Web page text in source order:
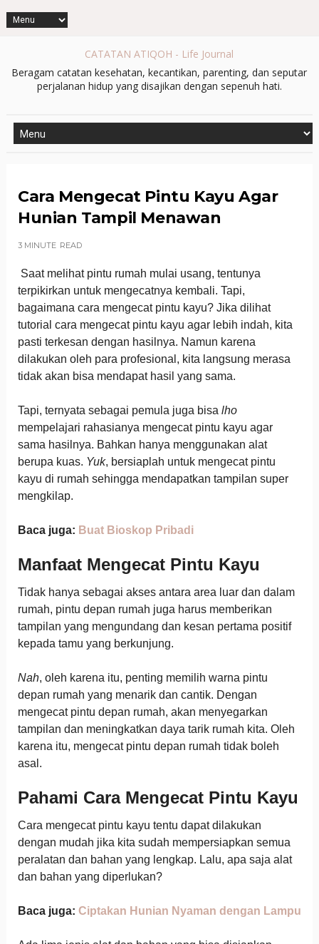
CATATAN ATIQOH - Life Journal
Beragam catatan kesehatan, kecantikan, parenting, dan seputar
perjalanan hidup yang disajikan dengan sepenuh hati.
Cara Mengecat Pintu Kayu Agar
Hunian Tampil Menawan
3 MINUTE READ
Saat melihat pintu rumah mulai usang, tentunya
terpikirkan untuk mengecatnya kembali. Tapi,
bagaimana cara mengecat pintu kayu? Jika dilihat
tutorial cara mengecat pintu kayu agar lebih indah, kita
pasti terkesan dengan hasilnya. Namun karena
dilakukan oleh para profesional, kita langsung merasa
tidak akan bisa mendapat hasil yang sama.
Tapi, ternyata sebagai pemula juga bisa lho
mempelajari rahasianya mengecat pintu kayu agar
sama hasilnya. Bahkan hanya menggunakan alat
berupa kuas. Yuk, bersiaplah untuk mengecat pintu
kayu di rumah sehingga mendapatkan tampilan super
mengkilap.
Baca juga: Buat Bioskop Pribadi
Manfaat Mengecat Pintu Kayu
Tidak hanya sebagai akses antara area luar dan dalam
rumah, pintu depan rumah juga harus memberikan
tampilan yang mengundang dan kesan pertama positif
kepada tamu yang berkunjung.
Nah, oleh karena itu, penting memilih warna pintu
depan rumah yang menarik dan cantik. Dengan
mengecat pintu depan rumah, akan menyegarkan
tampilan dan meningkatkan daya tarik rumah kita. Oleh
karena itu, mengecat pintu depan rumah tidak boleh
asal.
Pahami Cara Mengecat Pintu Kayu
Cara mengecat pintu kayu tentu dapat dilakukan
dengan mudah jika kita sudah mempersiapkan semua
peralatan dan bahan yang lengkap. Lalu, apa saja alat
dan bahan yang diperlukan?
Baca juga: Ciptakan Hunian Nyaman dengan Lampu